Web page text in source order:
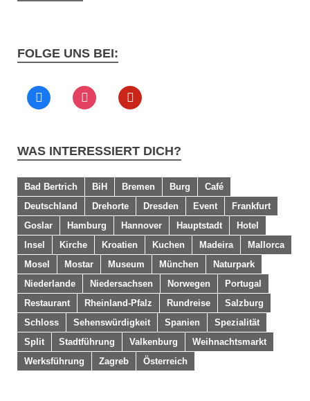
FOLGE UNS BEI:
WAS INTERESSIERT DICH?
Bad Bertrich BiH Bremen Burg
Café
Deutschland
Drehorte Dresden Event
Frankfurt
Goslar
Hamburg Hannover Hauptstadt
Hotel
Insel
Kirche Kroatien Kuchen Madeira
Mallorca
Mosel
Mostar Museum München
Naturpark
Niederlande
Niedersachsen Norwegen
Portugal
Restaurant
Rheinland-Pfalz Rundreise
Salzburg
Schloss
Sehenswürdigkeit Spanien
Spezialität
Split
Stadtführung Valkenburg
Weihnachtsmarkt
Werksführung
Zagreb Österreich